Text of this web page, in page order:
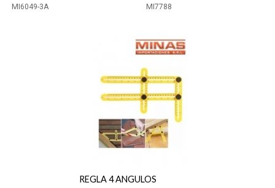
MI6049-3A MI7788
REGLA 4 ANGULOS